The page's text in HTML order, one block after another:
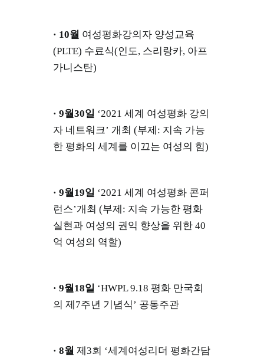
· 10월 여성평화강의자 양성교육
(PLTE) 수료식(인도, 스리랑카, 아프
가니스탄)
· 9월30일 ‘2021 세계 여성평화 강의
자 네트워크’ 개최 (부제: 지속 가능
한 평화의 세계를 이끄는 여성의 힘)
· 9월19일 ‘2021 세계 여성평화 콘퍼
런스’개최 (부제: 지속 가능한 평화
실현과 여성의 권익 향상을 위한 40
억 여성의 역할)
· 9월18일 ‘HWPL 9.18 평화 만국회
의 제7주년 기념식’ 공동주관
· 8월 제3회 ‘세계여성리더 평화간담